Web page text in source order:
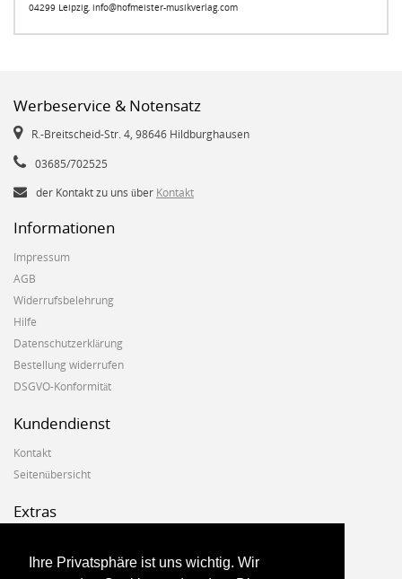
Ihre Privatsphäre ist uns wichtig. Wir
04299 Leipzig, info@hofmeister-musikverlag.com
Werbeservice & Notensatz
R.-Breitscheid-Str. 4, 98646 Hildburghausen
03685/702525
der Kontakt zu uns über Kontakt
Informationen
Impressum
AGB
Widerrufsbelehrung
Hilfe
Datenschutzerklärung
Bestellung widerrufen
DSGVO-Konformität
Kundendienst
Kontakt
Seitenübersicht
Extras
Geschenkgutscheine